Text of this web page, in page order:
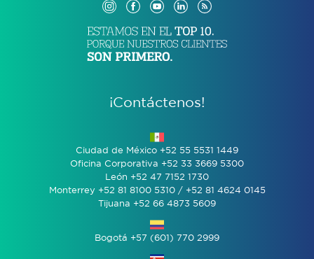
¡Contáctenos!
Ciudad de México +52 55 5531 1449
Oficina Corporativa +52 33 3669 5300
León +52 47 7152 1730
Monterrey +52 81 8100 5310 / +52 81 4624 0145
Tijuana +52 66 4873 5609
Bogotá +57 (601) 770 2999